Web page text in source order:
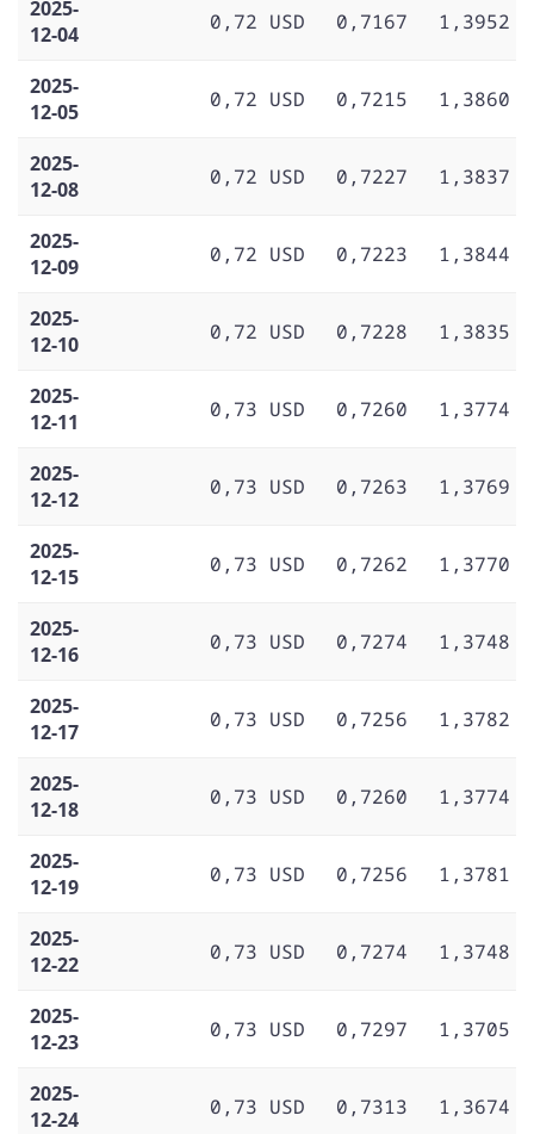
2025-
12-04
0,72 USD 0,7167 1,3952
2025-
12-05
0,72 USD 0,7215 1,3860
2025-
12-08
0,72 USD 0,7227 1,3837
2025-
12-09
0,72 USD 0,7223 1,3844
2025-
12-10
0,72 USD 0,7228 1,3835
2025-
12-11
0,73 USD 0,7260 1,3774
2025-
12-12
0,73 USD 0,7263 1,3769
2025-
12-15
0,73 USD 0,7262 1,3770
2025-
12-16
0,73 USD 0,7274 1,3748
2025-
12-17
0,73 USD 0,7256 1,3782
2025-
12-18
0,73 USD 0,7260 1,3774
2025-
12-19
0,73 USD 0,7256 1,3781
2025-
12-22
0,73 USD 0,7274 1,3748
2025-
12-23
0,73 USD 0,7297 1,3705
2025-
12-24
0,73 USD 0,7313 1,3674